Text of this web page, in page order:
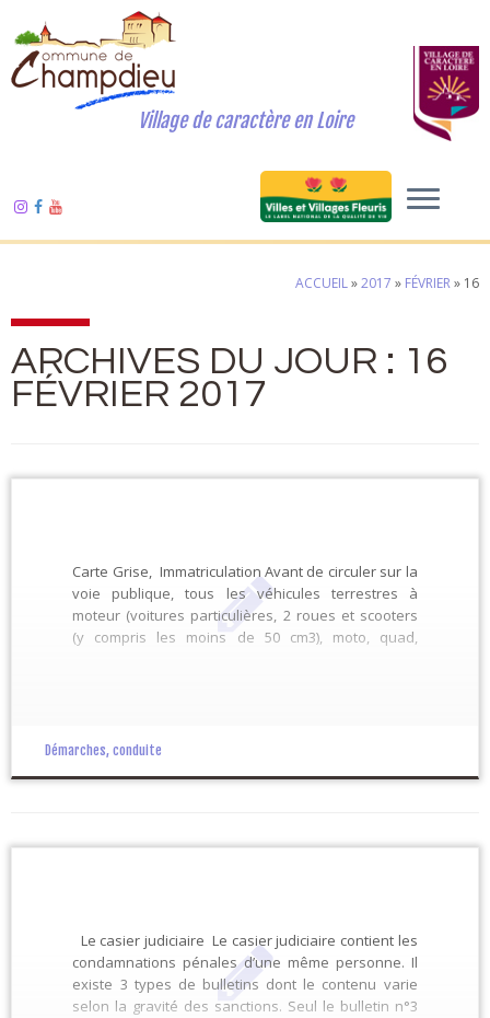
Village de caractère en Loire
ACCUEIL»2017 » FÉVRIER» 16
ARCHIVES DU JOUR : 16
FÉVRIER 2017
Carte Grise, Immatriculation Avant de circuler sur la
voie publique, tous les véhicules terrestres à
moteur (voitures particulières, 2 roues et scooters
(y compris les moins de 50 cm3), moto, quad,
Démarches, conduite
Le casier judiciaire Le casier judiciaire contient les
condamnations pénales d’une même personne. Il
existe 3 types de bulletins dont le contenu varie
selon la gravité des sanctions. Seul le bulletin n°3